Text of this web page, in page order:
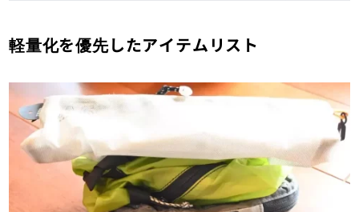
軽量化を優先したアイテムリスト